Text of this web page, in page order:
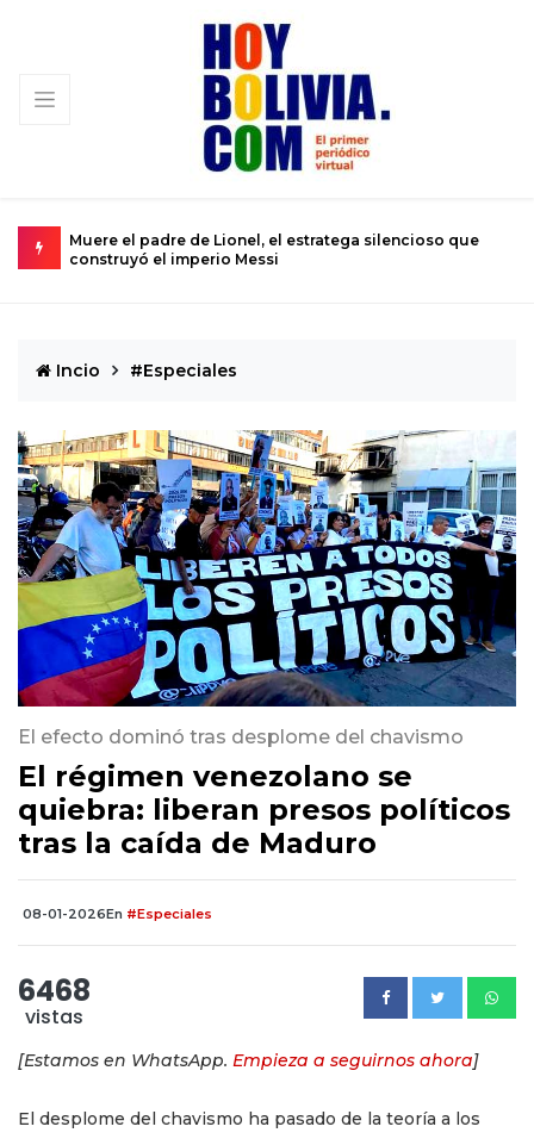
padre de Lionel, el estratega silencioso que
el imperio Messi
Urkupiña: El valle
Incio #Especiales
El efecto dominó tras desplome del chavismo
El régimen venezolano se
quiebra: liberan presos políticos
tras la caída de Maduro
08-01-2026En #Especiales
6468
vistas
[Estamos en WhatsApp. Empieza a seguirnos ahora]
El desplome del chavismo ha pasado de la teoría a los